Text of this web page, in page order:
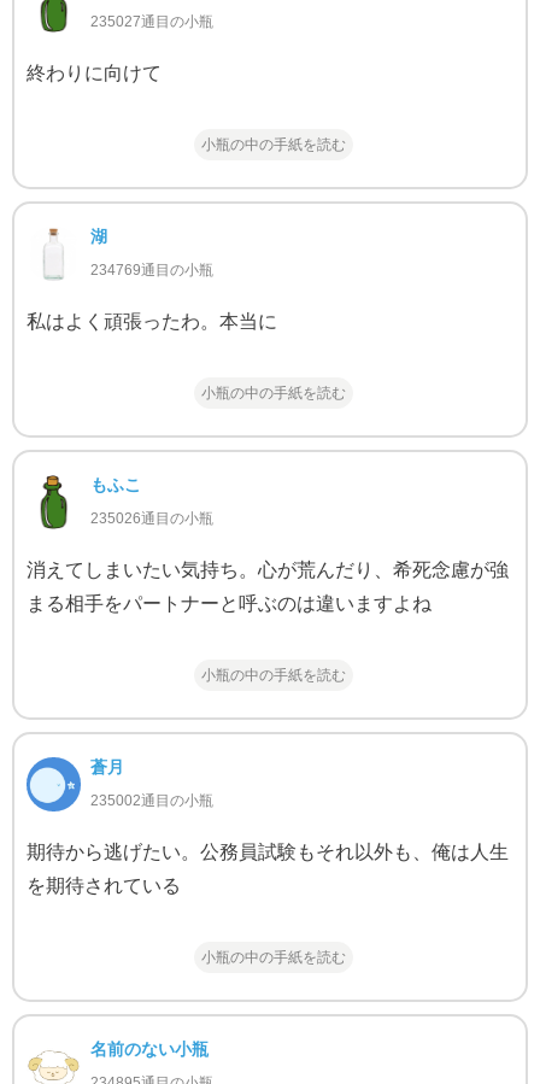
235027通目の小瓶
終わりに向けて
小瓶の中の手紙を読む
湖
234769通目の小瓶
私はよく頑張ったわ。本当に
小瓶の中の手紙を読む
もふこ
235026通目の小瓶
消えてしまいたい気持ち。心が荒んだり、希死念慮が強
まる相手をパートナーと呼ぶのは違いますよね
小瓶の中の手紙を読む
蒼月
235002通目の小瓶
期待から逃げたい。公務員試験もそれ以外も、俺は人生
を期待されている
小瓶の中の手紙を読む
名前のない小瓶